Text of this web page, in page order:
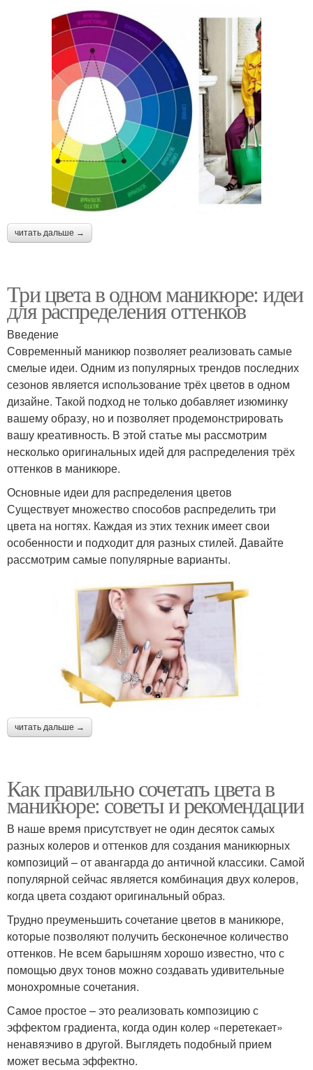
читать дальше →
Три цвета в одном маникюре: идеи
для распределения оттенков
Введение
Современный маникюр позволяет реализовать самые
смелые идеи. Одним из популярных трендов последних
сезонов является использование трёх цветов в одном
дизайне. Такой подход не только добавляет изюминку
вашему образу, но и позволяет продемонстрировать
вашу креативность. В этой статье мы рассмотрим
несколько оригинальных идей для распределения трёх
оттенков в маникюре.
Основные идеи для распределения цветов
Существует множество способов распределить три
цвета на ногтях. Каждая из этих техник имеет свои
особенности и подходит для разных стилей. Давайте
рассмотрим самые популярные варианты.
читать дальше →
Как правильно сочетать цвета в
маникюре: советы и рекомендации
В наше время присутствует не один десяток самых
разных колеров и оттенков для создания маникюрных
композиций – от авангарда до античной классики. Самой
популярной сейчас является комбинация двух колеров,
когда цвета создают оригинальный образ.
Трудно преуменьшить сочетание цветов в маникюре,
которые позволяют получить бесконечное количество
оттенков. Не всем барышням хорошо известно, что с
помощью двух тонов можно создавать удивительные
монохромные сочетания.
Самое простое – это реализовать композицию с
эффектом градиента, когда один колер «перетекает»
ненавязчиво в другой. Выглядеть подобный прием
может весьма эффектно.